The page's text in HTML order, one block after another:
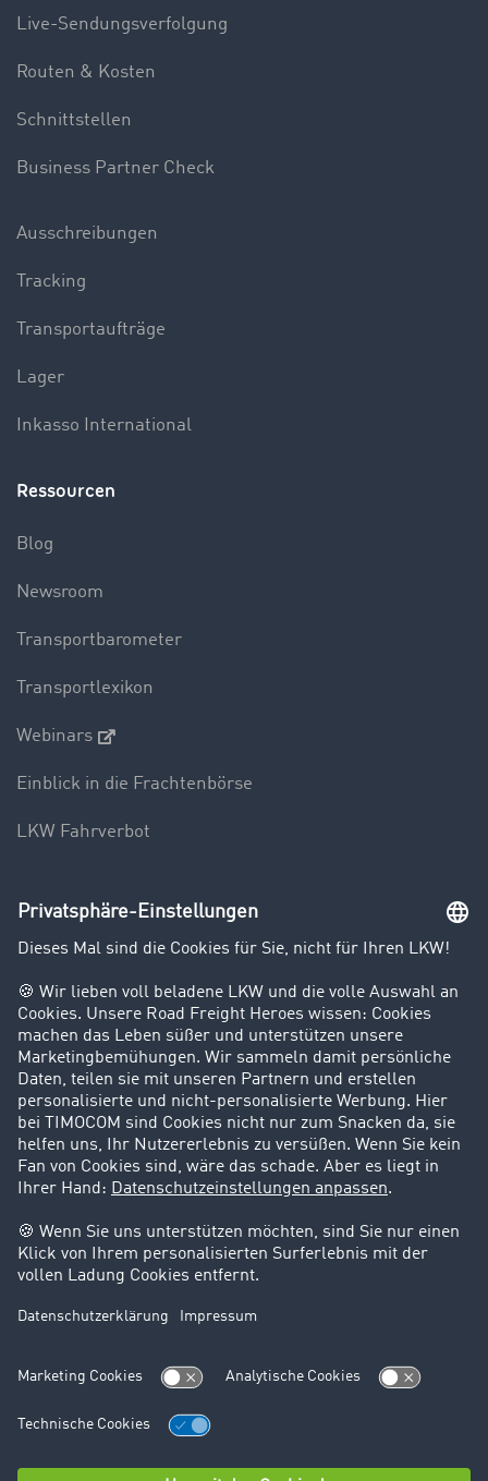
Live-Sendungsverfolgung
Routen & Kosten
Schnittstellen
Business Partner Check
Ausschreibungen
Tracking
Transportaufträge
Lager
Inkasso International
Ressourcen
Blog
Newsroom
Transportbarometer
Transportlexikon
Webinars
Einblick in die Frachtenbörse
LKW Fahrverbot
Unternehmen
Kunden werben Kunden
Success Stories
Karriere
Support
Kontakt
Rechtliches
Impressum
AGB